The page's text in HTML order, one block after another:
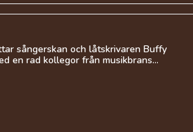
sångerskan och låtskrivaren Buffy
en rad kollegor från musikbrans...